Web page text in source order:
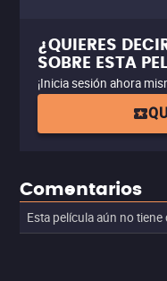
¿QUIERES
SOBRE ESTA
¡Inicia sesión ahora
Comentarios
Esta película aún no